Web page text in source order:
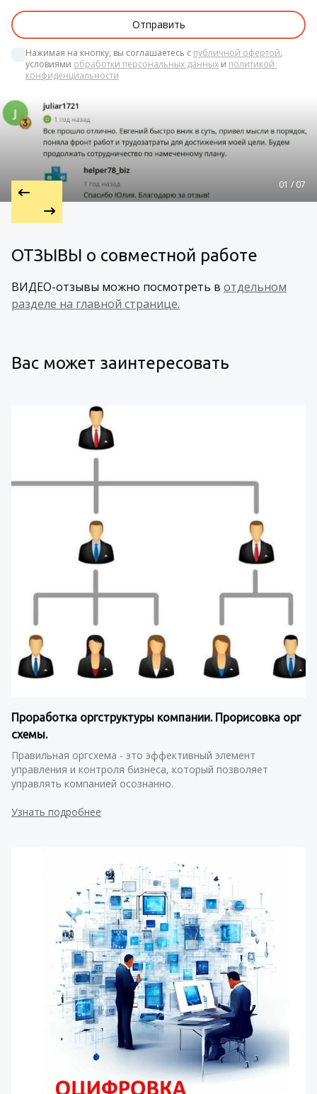
Нажимая на кнопку, вы соглашаетесь с публичной офертой,
условиями обработки персональных данных и политикой
конфиденциальности
ОТЗЫВЫ о совместной работе
ВИДЕО-отзывы можно посмотреть в отдельном
разделе на главной странице.
01 / 07
Вас может заинтересовать
Проработка оргструктуры компании. Прорисовка орг
схемы.
Правильная оргсхема - это эффективный элемент
управления и контроля бизнеса, который позволяет
управлять компанией осознанно.
Узнать подробнее